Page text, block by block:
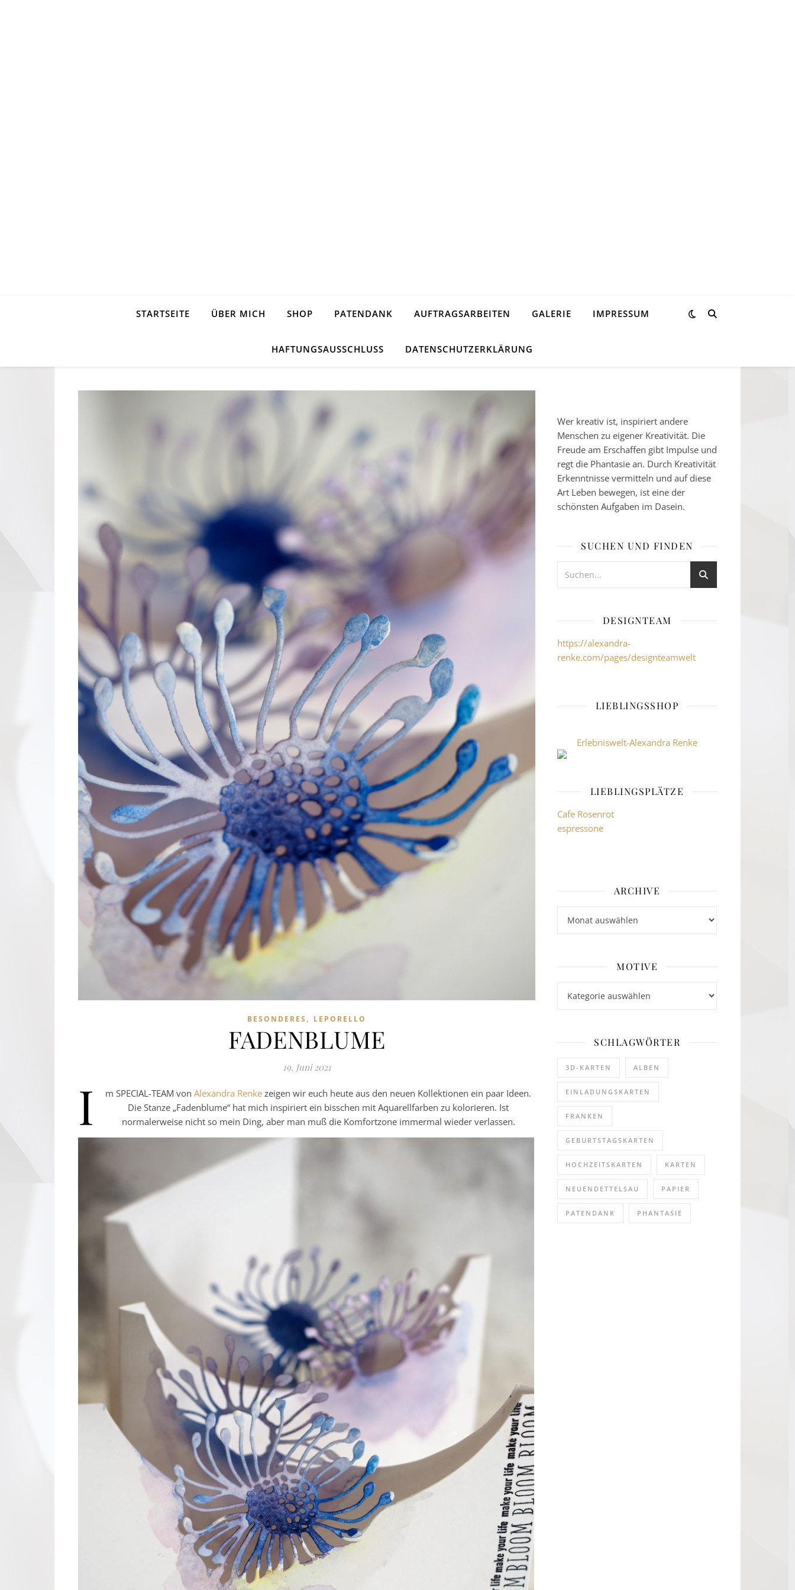
STARTSEITE ÜBER MICH SHOP PATENDANK AUFTRAGSARBEITEN GALERIE IMPRESSUM
HAFTUNGSAUSSCHLUSS DATENSCHUTZERKLÄRUNG
BESONDERES , LEPORELLO
FADENBLUME
19. Juni 2021
I m SPECIAL-TEAM von Alexandra Renke zeigen wir euch heute aus den neuen Kollektionen ein paar Ideen.
Die Stanze „Fadenblume“ hat mich inspiriert ein bisschen mit Aquarellfarben zu kolorieren. Ist
normalerweise nicht so mein Ding, aber man muß die Komfortzone immermal wieder verlassen.
Wer kreativ ist, inspiriert andere
Menschen zu eigener Kreativität. Die
Freude am Erschaffen gibt Impulse und
regt die Phantasie an. Durch Kreativität
Erkenntnisse vermitteln und auf diese
Art Leben bewegen, ist eine der
schönsten Aufgaben im Dasein.
SUCHEN UND FINDEN
DESIGNTEAM
https://alexandra-
renke.com/pages/designteamwelt
LIEBLINGSSHOP
Erlebniswelt-Alexandra Renke
LIEBLINGSPLÄTZE
Cafe Rosenrot
espressone
ARCHIVE
MOTIVE
SCHLAGWÖRTER
3D-KARTEN ALBEN
EINLADUNGSKARTEN
FRANKEN
GEBURTSTAGSKARTEN
HOCHZEITSKARTEN KARTEN
NEUENDETTELSAU PAPIER
PATENDANK PHANTASIE